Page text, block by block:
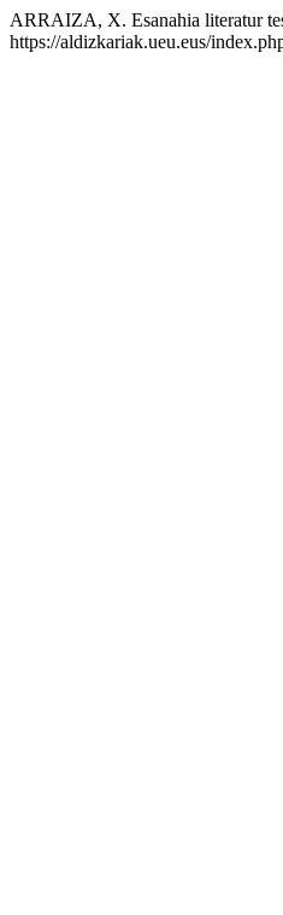
ARRAIZA, X. Esanahia literatur
https://aldizkariak.ueu.eus/